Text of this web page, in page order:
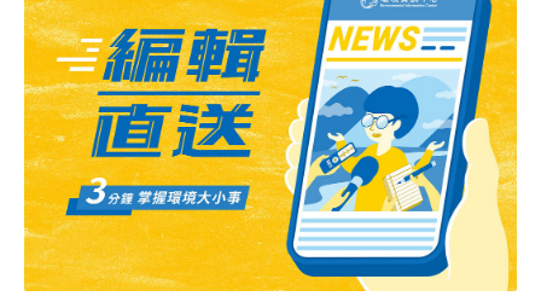
這些高麗菜可以提供63伏特的超低壓電。